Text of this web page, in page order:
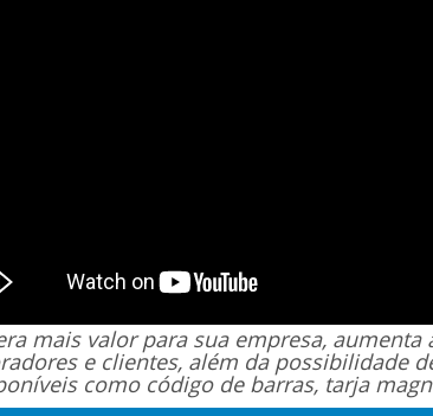
mais valor para sua empresa,
e clientes, além da possibilidade
como código de barras, tarja